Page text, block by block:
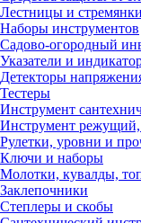
Лестницы и стремянки
Наборы инструментов
Садово-огородный
Указатели и
Детекторы
Тестеры
Инструмент
Инструмент
Рулетки, уровни и
Ключи и наборы
Молотки, кувалды,
Заклепочники
Степлеры и скобы